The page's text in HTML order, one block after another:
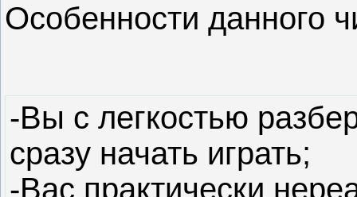
Особенности данного
-Вы с легкостью
сразу начать играть;
-Вас практически